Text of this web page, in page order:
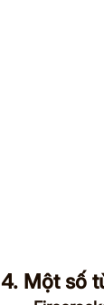
4. Một số